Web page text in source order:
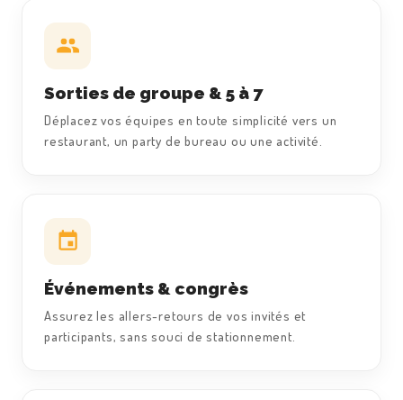
Sorties de groupe & 5 à 7
Déplacez vos équipes en toute simplicité vers un
restaurant, un party de bureau ou une activité.
Événements & congrès
Assurez les allers-retours de vos invités et
participants, sans souci de stationnement.